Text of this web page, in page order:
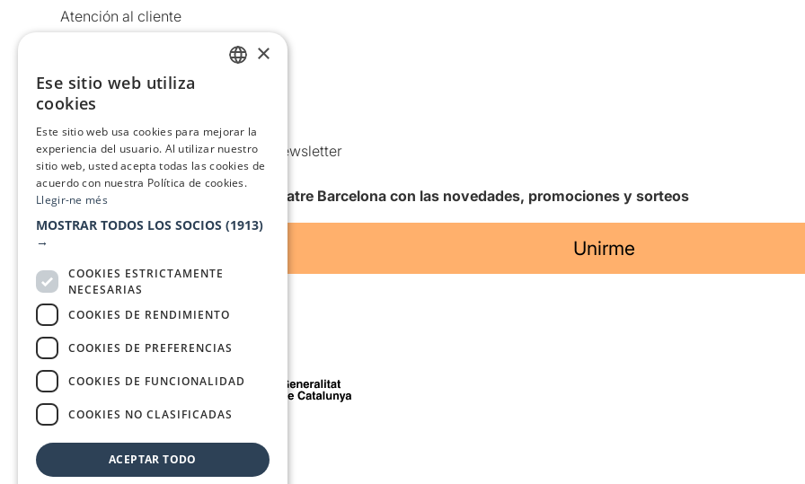
Atención al cliente
Política de Cookies
Condiciones de uso
Comunicaciones comerciales y Newsletter
Anuncia’t
Quiero recibir la newsletter de Teatre Barcelona con las novedades, promociones y sorteos
Unirme
Con el apoyo de
Medio de comunicación asociado a
×
Ese sitio web utiliza
cookies
Este sitio web usa cookies para mejorar la
experiencia del usuario. Al utilizar nuestro
sitio web, usted acepta todas las cookies de
acuerdo con nuestra Política de cookies.
Llegir-ne més
MOSTRAR TODOS LOS SOCIOS (1913)
→
COOKIES ESTRICTAMENTE
NECESARIAS
COOKIES DE RENDIMIENTO
COOKIES DE PREFERENCIAS
COOKIES DE FUNCIONALIDAD
COOKIES NO CLASIFICADAS
ACEPTAR TODO